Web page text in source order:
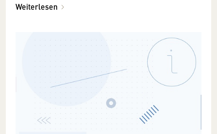
Weiterlesen